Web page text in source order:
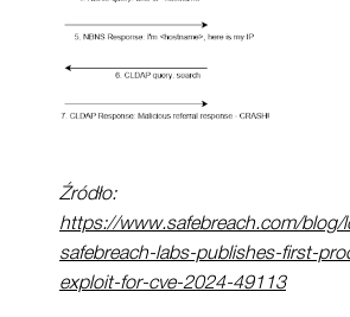
Źródło:
https://www.safebreach.com/blog/
safebreach-labs-publishes-first-
exploit-for-cve-2024-49113